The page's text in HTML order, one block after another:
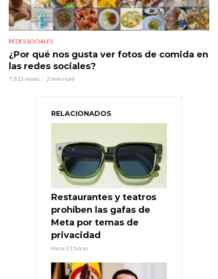
REDES SOCIALES
¿Por qué nos gusta ver fotos de comida en
las redes sociales?
7.815 views 2 min read
RELACIONADOS
Restaurantes y teatros
prohíben las gafas de
Meta por temas de
privacidad
Hace 11 horas